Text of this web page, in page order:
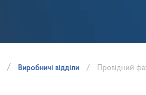
Виробничі відділи Провідний